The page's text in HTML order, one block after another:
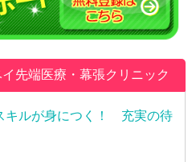
先端医療・幕張クリニック
キルが身につく！ 充実の待